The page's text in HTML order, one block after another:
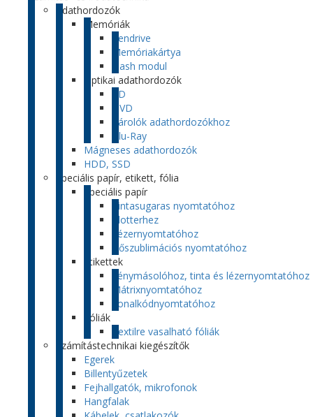
Adathordozók
Memóriák
Pendrive
Memóriakártya
Flash modul
Optikai adathordozók
CD
DVD
Tárolók adathordozókhoz
Blu-Ray
Mágneses adathordozók
HDD, SSD
Speciális papír, etikett, fólia
Speciális papír
Tintasugaras nyomtatóhoz
Plotterhez
Lézernyomtatóhoz
Hőszublimációs nyomtatóhoz
Etikettek
Fénymásolóhoz, tinta és lézernyomtatóhoz
Mátrixnyomtatóhoz
Vonalkódnyomtatóhoz
Fóliák
Textilre vasalható fóliák
Számítástechnikai kiegészítők
Egerek
Billentyűzetek
Fejhallgatók, mikrofonok
Hangfalak